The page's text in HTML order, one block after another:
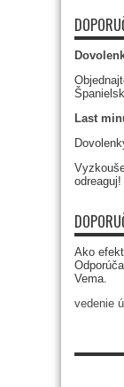
Last
odreaguj!
Ako
Vema.
vedenie